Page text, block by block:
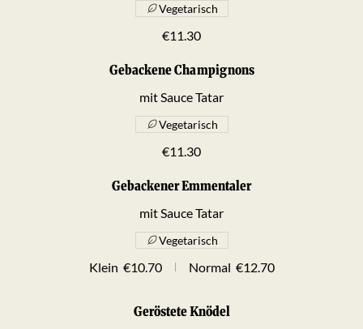
€11.30
Vegetarisch
Gebackene Champignons
mit Sauce Tatar
€11.30
Vegetarisch
Gebackener Emmentaler
mit Sauce Tatar
Klein €10.70 Normal €12.70
Vegetarisch
Geröstete Knödel